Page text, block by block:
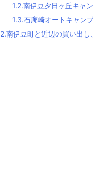
1.2.南伊豆夕日ヶ丘キャ
1.3.石廊崎オートキャン
2.南伊豆町と近辺の買い出